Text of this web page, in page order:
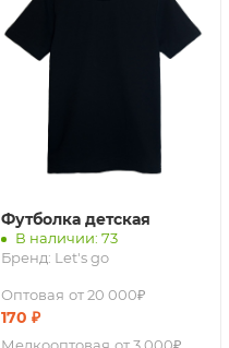
Футболка детская
В наличии: 73
Бренд: Let's go
Оптовая от 20 000₽
170 ₽